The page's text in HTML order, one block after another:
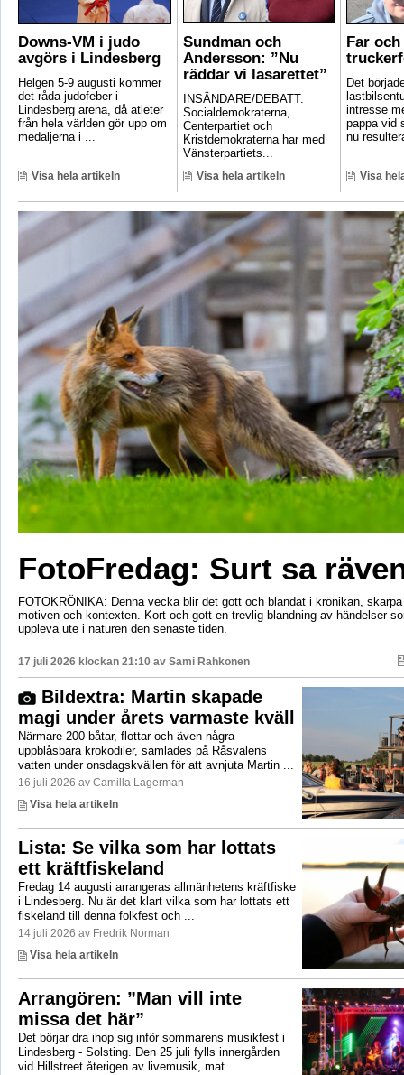
Downs-VM i judo
avgörs i Lindesberg
Helgen 5-9 augusti kommer
det råda judofeber i
Lindesberg arena, då atleter
från hela världen gör upp om
medaljerna i ...
Visa hela artikeln
Sundman och
Andersson: ”Nu
räddar vi lasarettet”
INSÄNDARE/DEBATT:
Socialdemokraterna,
Centerpartiet och
Kristdemokraterna har med
Vänsterpartiets...
Visa hela artikeln
Far
Det
intresse
pappa vid
nu
Visa
FotoFredag: Surt sa
FOTOKRÖNIKA: Denna vecka blir det gott och blandat i krönikan,
motiven och kontexten. Kort och gott en trevlig blandning av händelser
uppleva ute i naturen den senaste tiden.
17 juli 2026 klockan 21:10 av Sami Rahkonen
Bildextra: Martin skapade
magi under årets varmaste kväll
Närmare 200 båtar, flottar och även några
uppblåsbara krokodiler, samlades på Råsvalens
vatten under onsdagskvällen för att avnjuta Martin ...
16 juli 2026 av Camilla Lagerman
Visa hela artikeln
Lista: Se vilka som har lottats
ett kräftfiskeland
Fredag 14 augusti arrangeras allmänhetens kräftfiske
i Lindesberg. Nu är det klart vilka som har lottats ett
fiskeland till denna folkfest och ...
14 juli 2026 av Fredrik Norman
Visa hela artikeln
Arrangören: ”Man vill inte
missa det här”
Det börjar dra ihop sig inför sommarens musikfest i
Lindesberg - Solsting. Den 25 juli fylls innergården
vid Hillstreet återigen av livemusik, mat...